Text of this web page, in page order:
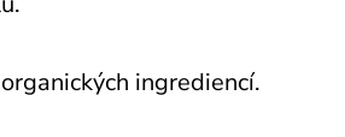
ingrediencí.